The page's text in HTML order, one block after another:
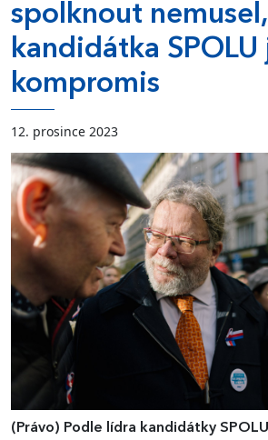
spolknout nemusel,
kandidátka SPOLU
kompromis
12. prosince 2023
(Právo) Podle lídra kandidátky